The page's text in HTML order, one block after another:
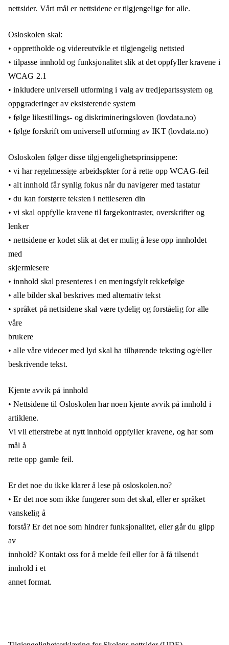
nettsider. Vårt mål er nettsidene er tilgjengelige for alle.
Osloskolen skal:
• opprettholde og videreutvikle et tilgjengelig nettsted
• tilpasse innhold og funksjonalitet slik at det oppfyller kravene i
WCAG 2.1
• inkludere universell utforming i valg av tredjepartssystem og
oppgraderinger av eksisterende system
• følge likestillings- og diskrimineringsloven (lovdata.no)
• følge forskrift om universell utforming av IKT (lovdata.no)
Osloskolen følger disse tilgjengelighetsprinsippene:
• vi har regelmessige arbeidsøkter for å rette opp WCAG-feil
• alt innhold får synlig fokus når du navigerer med tastatur
• du kan forstørre teksten i nettleseren din
• vi skal oppfylle kravene til fargekontraster, overskrifter og
lenker
• nettsidene er kodet slik at det er mulig å lese opp innholdet
med
skjermlesere
• innhold skal presenteres i en meningsfylt rekkefølge
• alle bilder skal beskrives med alternativ tekst
• språket på nettsidene skal være tydelig og forståelig for alle
våre
brukere
• alle våre videoer med lyd skal ha tilhørende teksting og/eller
beskrivende tekst.
Kjente avvik på innhold
• Nettsidene til Osloskolen har noen kjente avvik på innhold i
artiklene.
Vi vil etterstrebe at nytt innhold oppfyller kravene, og har som
mål å
rette opp gamle feil.
Er det noe du ikke klarer å lese på osloskolen.no?
• Er det noe som ikke fungerer som det skal, eller er språket
vanskelig å
forstå? Er det noe som hindrer funksjonalitet, eller går du glipp
av
innhold? Kontakt oss for å melde feil eller for å få tilsendt
innhold i et
annet format.